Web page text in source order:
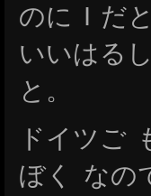
のに I だ
いいはる
と。
ドイツご
ぼく なの